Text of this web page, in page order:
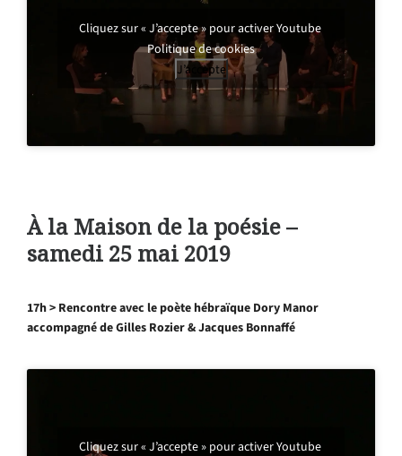
Cliquez sur « J’accepte » pour activer Youtube
Politique de cookies
J’accepte
À la Maison de la poésie –
samedi 25 mai 2019
17h > Rencontre avec le poète hébraïque Dory Manor
accompagné de Gilles Rozier & Jacques Bonnaffé
Cliquez sur « J’accepte » pour activer Youtube